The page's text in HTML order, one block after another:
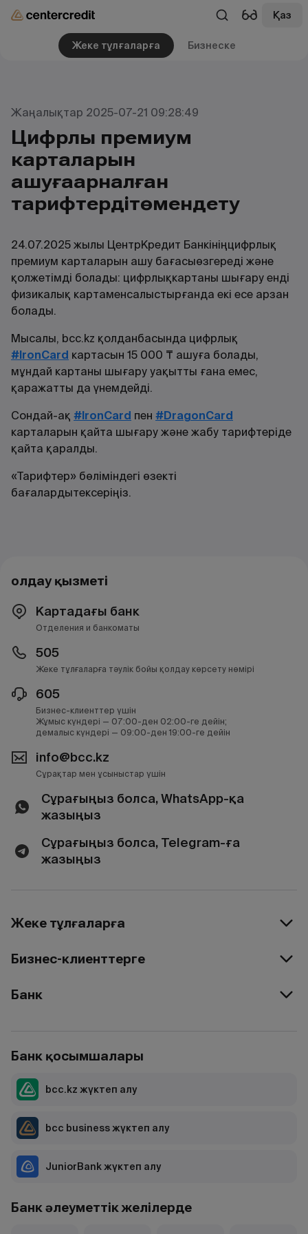
Қаз
Жеке тұлғаларға Бизнеске
Жаңалықтар 2025-07-21 09:28:49
Цифрлық премиум
карталарын
ашуғаарналған
тарифтердітөмендету
24.07.2025 жылы ЦентрКредит Банкініңцифрлық
премиум карталарын ашу бағасыөзгереді және
қолжетімді болады: цифрлықкартаны шығару енді
физикалық картаменсалыстырғанда екі есе арзан
болады.
Мысалы, bcc.kz қолданбасында цифрлық
#IronCard картасын 15 000 ₸ ашуға болады,
мұндай картаны шығару уақытты ғана емес,
қаражатты да үнемдейді.
Сондай-ақ #IronCard пен #DragonCard
карталарын қайта шығару және жабу тарифтеріде
қайта қаралды.
«Тарифтер» бөліміндегі өзекті
бағалардытексеріңіз.
Қолдау қызметі
Картадағы банк
Отделения и банкоматы
505
Жеке тұлғаларға тәулік бойы қолдау көрсету нөмірі
605
Бизнес-клиенттер үшін
Жұмыс күндері — 07:00-ден 02:00-ге дейін;
демалыс күндері — 09:00-ден 19:00-ге дейін
info@bcc.kz
Сұрақтар мен ұсыныстар үшін
Сұрағыңыз болса, WhatsApp-қа
жазыңыз
Сұрағыңыз болса, Telegram-ға
жазыңыз
Жеке тұлғаларға
Бизнес-клиенттерге
Банк
Банк әлеуметтік желілерде
Банк қосымшалары
bcc.kz жүктеп алу
bcc business жүктеп алу
JuniorBank жүктеп алу